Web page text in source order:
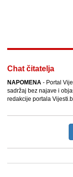
Chat čitatelja
NAPOMENA - Portal
sadržaj bez najave i
redakcije portala